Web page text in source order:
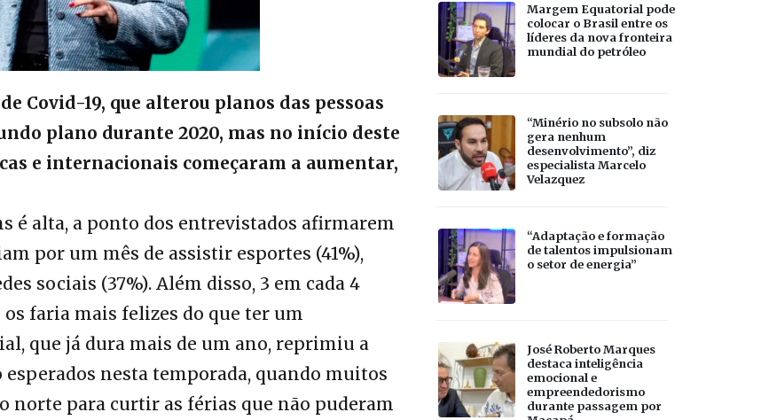
Covid-19, que alterou planos das pessoas
plano durante 2020, mas no início deste
e internacionais começaram a aumentar,
é alta, a ponto dos entrevistados afirmarem
por um mês de assistir esportes (41%),
sociais (37%). Além disso, 3 em cada 4
faria mais felizes do que ter um
que já dura mais de um ano, reprimiu a
nesta temporada, quando muitos
norte para curtir as férias que não puderam
Margem Equatorial pode
colocar o Brasil entre os
líderes da nova fronteira
mundial do petróleo
“Minério no subsolo não
gera nenhum
desenvolvimento”, diz
especialista Marcelo
Velazquez
“Adaptação e formação
de talentos impulsionam
o setor de energia”
José Roberto Marques
destaca inteligência
emocional e
empreendedorismo
durante passagem por